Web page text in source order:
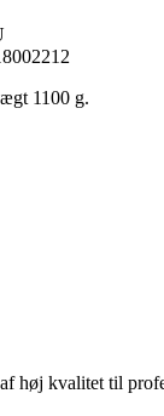
1100 g.
høj kvalitet til